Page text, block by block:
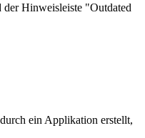
der Hinweisleiste "Outdated
ein Applikation erstellt,